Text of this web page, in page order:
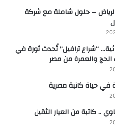
– حلول شاملة مع شركة
“شراع ترافيل” تُحدث ثورة في
الحج والعمرة من مصر
حياة كاتبة مصرية
.. كاتبة من العيار الثقيل